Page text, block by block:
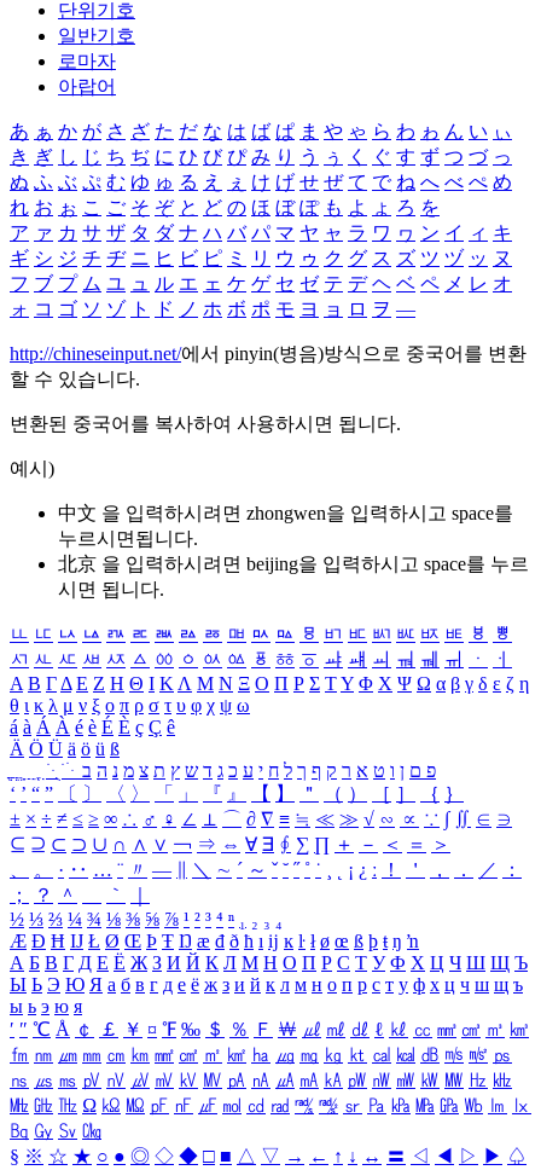
단위기호
일반기호
로마자
아랍어
あ ぁ か が さ ざ た だ な は ば ぱ ま や ゃ ら わ ゎ ん い ぃ
き ぎ し じ ち ぢ に ひ び ぴ み り う ぅ く ぐ す ず つ づ っ
ぬ ふ ぶ ぷ む ゆ ゅ る え ぇ け げ せ ぜ て で ね へ べ ぺ め
れ お ぉ こ ご そ ぞ と ど の ほ ぼ ぽ も よ ょ ろ を
ア ァ カ サ ザ タ ダ ナ ハ バ パ マ ヤ ャ ラ ワ ヮ ン イ ィ キ
ギ シ ジ チ ヂ ニ ヒ ビ ピ ミ リ ウ ゥ ク グ ス ズ ツ ヅ ッ ヌ
フ ブ プ ム ユ ュ ル エ ェ ケ ゲ セ ゼ テ デ ヘ ベ ペ メ レ オ
ォ コ ゴ ソ ゾ ト ド ノ ホ ボ ポ モ ヨ ョ ロ ヲ ―
http://chineseinput.net/에서 pinyin(병음)방식으로 중국어를 변환
할 수 있습니다.
변환된 중국어를 복사하여 사용하시면 됩니다.
예시)
中文 을 입력하시려면 zhongwen을 입력하시고 space를
누르시면됩니다.
北京 을 입력하시려면 beijing을 입력하시고 space를 누르
시면 됩니다.
ㅥ ㅦ ㅧ ㅨ ㅩ ㅪ ㅫ ㅬ ㅭ ㅮ ㅯ ㅰ ㅱ ㅲ ㅳ ㅴ ㅵ ㅶ ㅷ ㅸ
ㅹ
ㅺ ㅻ ㅼ ㅽ ㅾ ㅿ ㆀ ㆁ ㆂ ㆃ ㆄ ㆅ ㆆ ㆇ ㆈ ㆉ ㆊ ㆋ ㆌ ㆍ
ㆎ
Α Β ΓΔ Ε Ζ Η Θ Ι ΚΛ Μ Ν Ξ Ο Π Ρ Σ ΤΥ Φ Χ Ψ Ω α β γ δ ε ζ η
θ ι κ λ μ ν ξ ο π ρ σ τ υ φ χ ψ ω
á à Á À é è É È ç Ç ê
Ä Ö Ü ä ö ü ß
ִֶֹ ֻּ ׁׂ פ ם ן ו ט א ר ק ף ך ל ח י ע כ ג ד ש ץ ת צ מ נ ה ב
‘ ’ “ ” 〔 〕 〈 〉 「 」 『 』 【 】 ＂ （ ） ［ ］ ｛ ｝
± × ÷ ≠ ≤ ≥ ∞ ∴ ♂ ♀ ∠ ⊥ ⌒ ∂ ∇ ≡ ≒ ≪ ≫ √ ∽ ∝ ∵ ∫ ∬ ∈ ∋
⊆ ⊇ ⊂ ⊃ ∪ ∩ ∧ ∨ ￢ ⇒ ⇔ ∀ ∃ ∮ ∑ ∏ ＋ － ＜ ＝
＞
、
。 · ‥ … ¨ 〃 ― ＼ ∼ ´ ～ ˇ ˘ ˝ ˚ ˙ ¸ ¡ ¿ ː ！ ＇ ， ． ／
：
；
？ ＾ ｀
½ ⅓ ⅔ ¼ ¾ ⅛ ⅜ ⅝ ⅞ ¹ ² ³ ⁴ ⁿ ₁ ₂ ₃ ₄
Æ Ð Ħ Ĳ Ł Ø Œ Þ Ŧ Ŋ æ đ ð ħ ı ĳ ĸ ŀ ł ø œ ß þ ŧ ŋ ŉ
А Б В Г Д Е Ё Ж З И Й К Л М Н О П Р С Т У Ф Х Ц Ч Ш Щ Ъ
Ы Ь Э Ю Я а б в г д е ё ж з и й к л м н о п р с т у ф х ц ч ш щ ъ
ы ь э ю я
′ ″ ℃ Å ￠ ￡ ￥ ¤ ℉ ‰ ＄ ％ Ｆ ￦ ㎕ ㎖ ㎗ ℓ ㎘ ㏄ ㎣ ㎤ ㎥ ㎦
㎙ ㎚ ㎛ ㎜ ㎝ ㎞ ㎟ ㎠ ㎡ ㎢ ㏊ ㎍ ㎎ ㎏ ㏏ ㎈ ㎉ ㏈ ㎧ ㎨ ㎰
㎱ ㎲ ㎳ ㎴ ㎵ ㎶ ㎷ ㎸ ㎹ ㎀ ㎁ ㎂ ㎃ ㎄ ㎺ ㎻ ㎽ ㎾ ㎿ ㎐ ㎑
㎒ ㎓ ㎔ Ω ㏀ ㏁ ㎊ ㎋ ㎌ ㏖ ㏅ ㎭ ㎮ ㎯ ㏛ ㎩ ㎪ ㎫ ㎬ ㏝ ㏐
㏓
㏃ ㏉ ㏜ ㏆
§ ※ ☆ ★ ○ ● ◎ ◇ ◆ □ ■ △ ▽ → ← ↑ ↓ ↔ 〓 ◁ ◀ ▷ ▶ ♤